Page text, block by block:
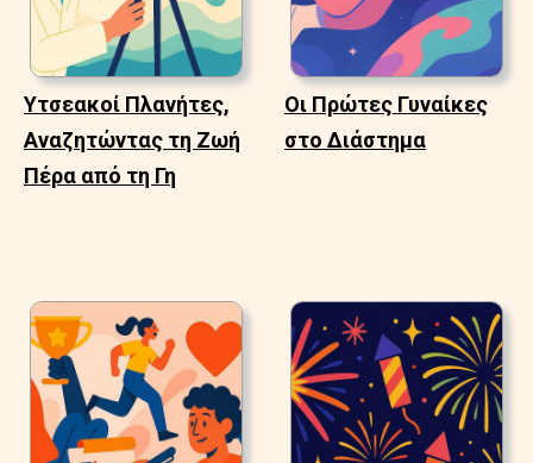
Υτσεακοί Πλανήτες,
Αναζητώντας τη Ζωή
Πέρα από τη Γη
Οι Πρώτες Γυναίκες
στο Διάστημα